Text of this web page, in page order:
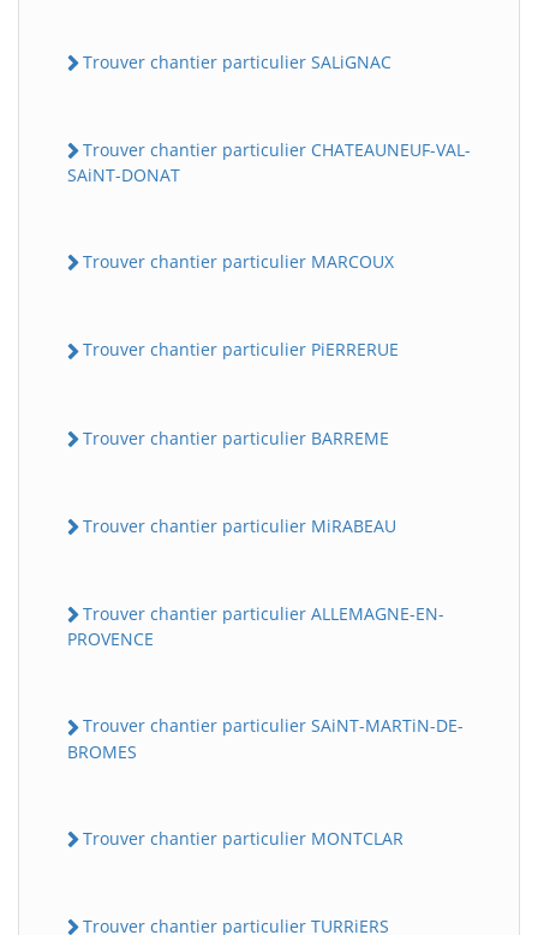
Trouver chantier particulier SALiGNAC
Trouver chantier particulier CHATEAUNEUF-VAL-
SAiNT-DONAT
Trouver chantier particulier MARCOUX
Trouver chantier particulier PiERRERUE
Trouver chantier particulier BARREME
Trouver chantier particulier MiRABEAU
Trouver chantier particulier ALLEMAGNE-EN-
PROVENCE
Trouver chantier particulier SAiNT-MARTiN-DE-
BROMES
Trouver chantier particulier MONTCLAR
Trouver chantier particulier TURRiERS